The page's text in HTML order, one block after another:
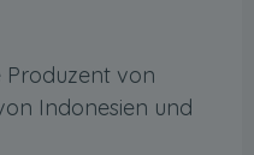
Produzent von
Indonesien und